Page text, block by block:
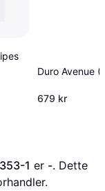
Duro Avenue
679 kr
1 er -. Dette